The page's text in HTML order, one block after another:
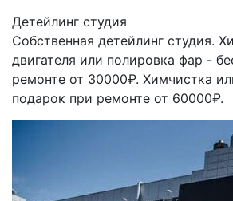
Детейлинг студия
Собственная детейлинг студия.
двигателя или полировка фар -
ремонте от 30000₽. Химчистка
подарок при ремонте от 60000₽.